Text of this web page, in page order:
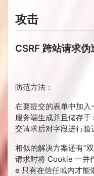
攻击
CSRF 跨站请求伪
防范方法：
在要提交的表单中加
服务端生成并且储存
交请求后对字段进行验
相似的解决方案还有“
请求时将 Cookie 一并
e 只有在信任域内才能